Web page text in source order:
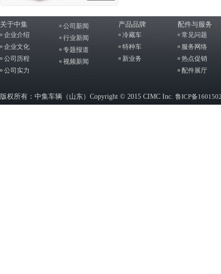
关于中集
企业介绍
企业文化
公司历程
公司实力
公司新闻
行业新闻
专题报道
视频新闻
产品品牌
冷藏车
特种车
新业务
配件与服务
常见问题
服务网络
热点促销
配件展厅
版权所有：中集车辆（山东）Copyright © 2015 CIMC Inc. 鲁ICP备